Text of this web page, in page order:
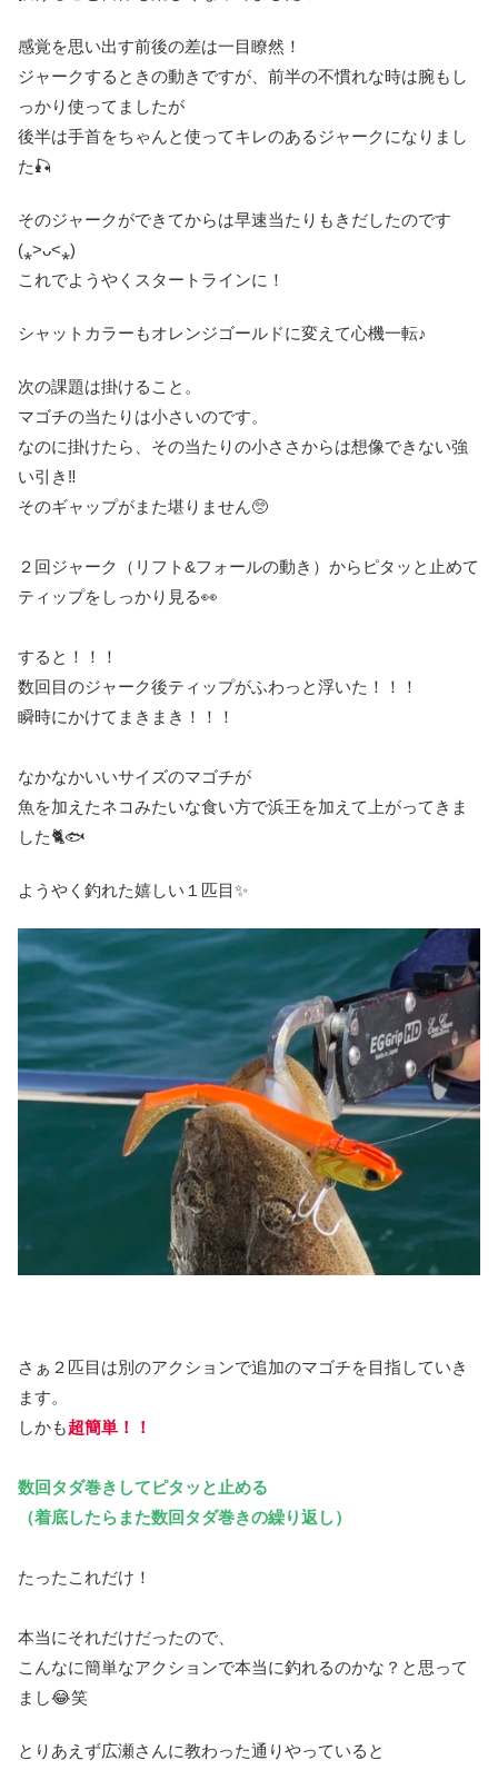
感覚を思い出す前後の差は一目瞭然！
ジャークするときの動きですが、前半の不慣れな時は腕もし
っかり使ってましたが
後半は手首をちゃんと使ってキレのあるジャークになりまし
た🎣
そのジャークができてからは早速当たりもきだしたのです
(⁎˃ᴗ˂⁎)
これでようやくスタートラインに！
シャットカラーもオレンジゴールドに変えて心機一転♪
次の課題は掛けること。
マゴチの当たりは小さいのです。
なのに掛けたら、その当たりの小ささからは想像できない強
い引き‼️
そのギャップがまた堪りません🥺
２回ジャーク（リフト&フォールの動き）からピタッと止めて
ティップをしっかり見る👀
すると！！！
数回目のジャーク後ティップがふわっと浮いた！！！
瞬時にかけてまきまき！！！
なかなかいいサイズのマゴチが
魚を加えたネコみたいな食い方で浜王を加えて上がってきま
した🐈🐟
ようやく釣れた嬉しい１匹目✨
さぁ２匹目は別のアクションで追加のマゴチを目指していき
ます。
しかも超簡単！！
数回タダ巻きしてピタッと止める
（着底したらまた数回タダ巻きの繰り返し）
たったこれだけ！
本当にそれだけだったので、
こんなに簡単なアクションで本当に釣れるのかな？と思って
まし😂笑
とりあえず広瀬さんに教わった通りやっていると